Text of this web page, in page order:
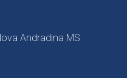
Andradina MS